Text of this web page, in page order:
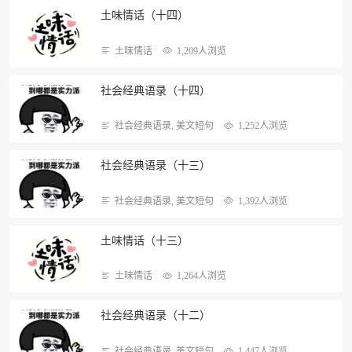
土味情话（十四）
土味情话 1,209人浏览
社会经典语录（十四）
社会经典语录, 美文短句 1,252人浏览
社会经典语录（十三）
社会经典语录, 美文短句 1,392人浏览
土味情话（十三）
土味情话 1,264人浏览
社会经典语录（十二）